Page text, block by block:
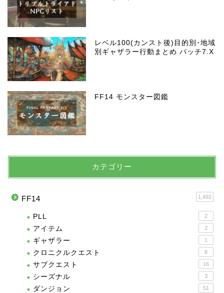
レベル100(カンスト後)目的別･地域
別ギャザラー行動まとめ パッチ7.X
FF14 モンスター図鑑
カテゴリー
FF14 1,492
PLL 2
アイテム 2
ギャザラー 1
クロニクルクエスト 8
サブクエスト 16
シーズナル 3
ダンジョン 51